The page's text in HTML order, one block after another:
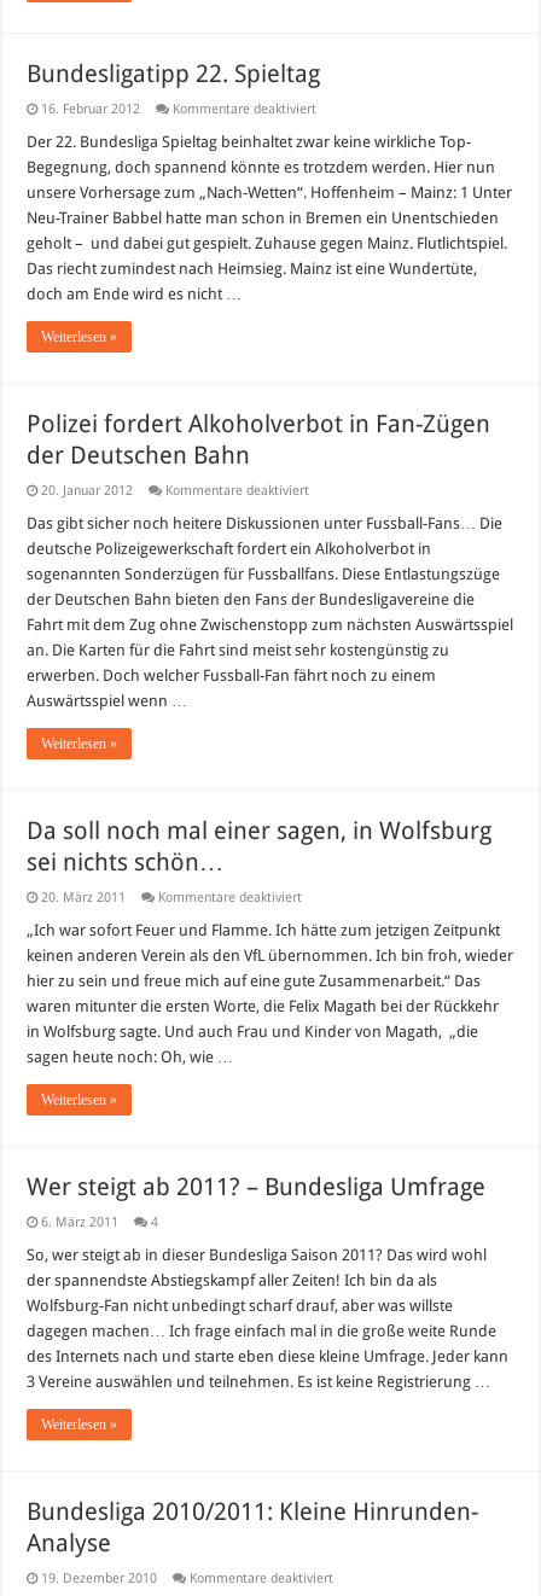
Bundesligatipp 22. Spieltag
16. Februar 2012 Kommentare deaktiviertfür
22.
Der 22. Bundesliga Spieltag beinhaltet zwar keine wirkliche Top-
Begegnung, doch spannend könnte es trotzdem werden. Hier nun
unsere Vorhersage zum „Nach-Wetten“. Hoffenheim – Mainz: 1 Unter
Neu-Trainer Babbel hatte man schon in Bremen ein Unentschieden
geholt – und dabei gut gespielt. Zuhause gegen Mainz. Flutlichtspiel.
Das riecht zumindest nach Heimsieg. Mainz ist eine Wundertüte,
doch am Ende wird es nicht …
Weiterlesen »
Polizei fordert Alkoholverbot in Fan-Zügen
der Deutschen Bahn
20. Januar 2012 Kommentare deaktiviertfür
fordert
in
Fan-
Zügen
der
Deutschen
Bahn
Das gibt sicher noch heitere Diskussionen unter Fussball-Fans… Die
deutsche Polizeigewerkschaft fordert ein Alkoholverbot in
sogenannten Sonderzügen für Fussballfans. Diese Entlastungszüge
der Deutschen Bahn bieten den Fans der Bundesligavereine die
Fahrt mit dem Zug ohne Zwischenstopp zum nächsten Auswärtsspiel
an. Die Karten für die Fahrt sind meist sehr kostengünstig zu
erwerben. Doch welcher Fussball-Fan fährt noch zu einem
Auswärtsspiel wenn …
Weiterlesen »
Da soll noch mal einer sagen, in Wolfsburg
sei nichts schön…
20. März 2011 Kommentare deaktiviertfür
soll
mal
einer
sagen,
in
Wolfsburg
sei
„Ich war sofort Feuer und Flamme. Ich hätte zum jetzigen Zeitpunkt
keinen anderen Verein als den VfL übernommen. Ich bin froh, wieder
hier zu sein und freue mich auf eine gute Zusammenarbeit.“ Das
waren mitunter die ersten Worte, die Felix Magath bei der Rückkehr
in Wolfsburg sagte. Und auch Frau und Kinder von Magath, „die
sagen heute noch: Oh, wie …
Weiterlesen »
Wer steigt ab 2011? – Bundesliga Umfrage
6. März 2011 4
So, wer steigt ab in dieser Bundesliga Saison 2011? Das wird wohl
der spannendste Abstiegskampf aller Zeiten! Ich bin da als
Wolfsburg-Fan nicht unbedingt scharf drauf, aber was willste
dagegen machen… Ich frage einfach mal in die große weite Runde
des Internets nach und starte eben diese kleine Umfrage. Jeder kann
3 Vereine auswählen und teilnehmen. Es ist keine Registrierung …
Weiterlesen »
Bundesliga 2010/2011: Kleine Hinrunden-
Analyse
19. Dezember 2010 Kommentare deaktiviertfür